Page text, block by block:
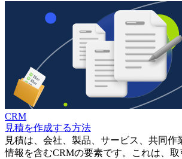
CRM
見積を作成する方法
見積は、会社、製品、サービス、共同作
情報を含むCRMの要素です。これは、取